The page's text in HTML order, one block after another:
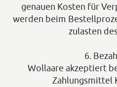
genauen Kosten für
werden beim
zulasten
6.
Wollaare akzeptiert
Zahlungsmittel